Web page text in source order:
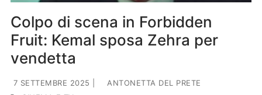
Colpo di scena in Forbidden
Fruit: Kemal sposa Zehra per
vendetta
7 SETTEMBRE 2025
ANTONETTA DEL PRETE